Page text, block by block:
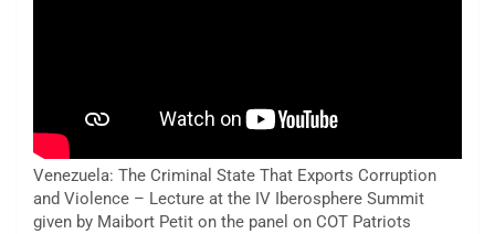
Venezuela: The Criminal State That Exports Corruption
and Violence – Lecture at the IV Iberosphere Summit
given by Maibort Petit on the panel on COT Patriots